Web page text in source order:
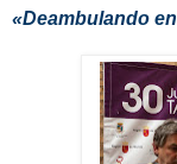
«Deambulando